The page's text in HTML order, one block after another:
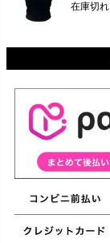
在庫切れ